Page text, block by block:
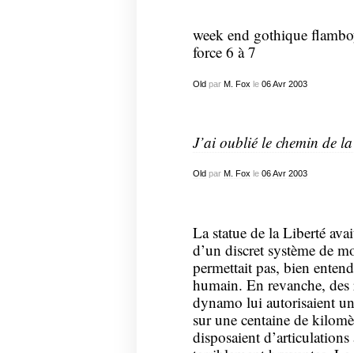
week end gothique
force 6 à 7
Oldpar M. Fox le 06 Avr 2003
J’ai oublié le chemin de
Old par M. Foxle 06 Avr 2003
La statue de la Liberté
d’un discret système de
permettait pas, bien
humain. En revanche, des
dynamo lui autorisaient
sur une centaine de
disposaient d’articulations